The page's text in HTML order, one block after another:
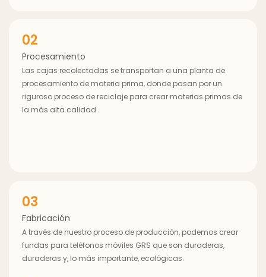
02
Procesamiento
Las cajas recolectadas se transportan a una planta de
procesamiento de materia prima, donde pasan por un
riguroso proceso de reciclaje para crear materias primas de
la más alta calidad.
03
Fabricación
A través de nuestro proceso de producción, podemos crear
fundas para teléfonos móviles GRS que son duraderas,
duraderas y, lo más importante, ecológicas.